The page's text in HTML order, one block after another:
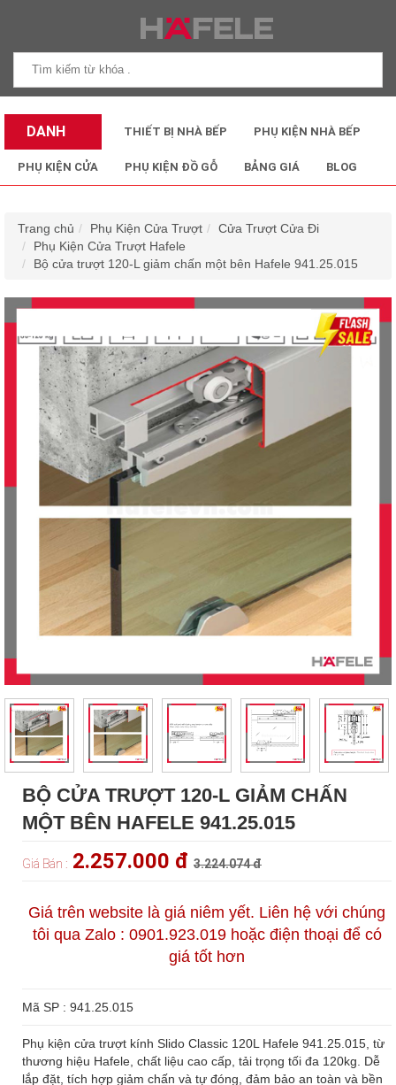
DANH
MỤC SẢN
THIẾT BỊ NHÀ BẾP PHỤ KIỆN NHÀ BẾP
PHỤ KIỆN CỬA PHỤ KIỆN ĐỒ GỖ BẢNG GIÁ BLOG
Trang chủ Phụ Kiện Cửa Trượt
Cửa Trượt Cửa Đi
Phụ Kiện Cửa Trượt Hafele
Bộ cửa trượt 120-L giảm chấn một bên Hafele 941.25.015
BỘ CỬA TRƯỢT 120-L GIẢM CHẤN
MỘT BÊN HAFELE 941.25.015
Giá Bán : 2.257.000 đ 3.224.074 đ
Giá trên website là giá niêm yết. Liên hệ với chúng
tôi qua Zalo : 0901.923.019 hoặc điện thoại để có
giá tốt hơn
Mã SP : 941.25.015
Phụ kiện cửa trượt kính Slido Classic 120L Hafele 941.25.015, từ
thương hiệu Hafele, chất liệu cao cấp, tải trọng tối đa 120kg. Dễ
lắp đặt, tích hợp giảm chấn và tự đóng, đảm bảo an toàn và bền